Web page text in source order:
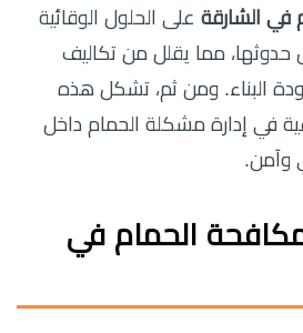
في الشارقة على الحلول الوقائية
حدوثها، مما يقلل من تكاليف
البناء. ومن ثم، تشكل هذه
في إدارة مشكلة الحمام داخل
وآمن.
الحمام في